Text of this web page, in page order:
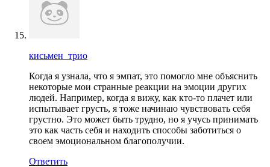
кисьмен_трио
Когда я узнала, что я эмпат, это помогло мне объяснить
некоторые мои странные реакции на эмоции других
людей. Например, когда я вижу, как кто-то плачет или
испытывает грусть, я тоже начинаю чувствовать себя
грустно. Это может быть трудно, но я учусь принимать
это как часть себя и находить способы заботиться о
своем эмоциональном благополучии.
Ответить